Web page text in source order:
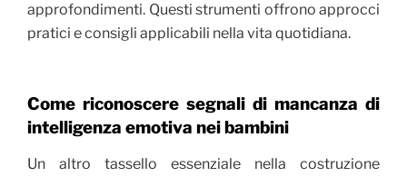
approfondimenti. Questi strumenti offrono approcci
pratici e consigli applicabili nella vita quotidiana.
Come riconoscere segnali di mancanza di
intelligenza emotiva nei bambini
Un altro tassello essenziale nella costruzione